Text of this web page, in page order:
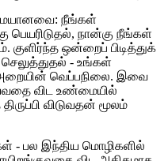
நீங்கள்
பெயரிடுதல், நான்கு நீங்கள்
ஒன்றைப் பிடித்துக்
- உங்கள்
வெப்பநிலை. இவை
விட உண்மையில்
விடுவதன் மூலம்
- பல இந்திய மொழிகளில்